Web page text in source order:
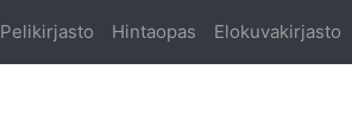
Pelikirjasto Hintaopas Elokuvakirjasto